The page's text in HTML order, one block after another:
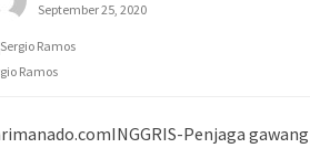
September 25, 2020
Ramos
Penjaga